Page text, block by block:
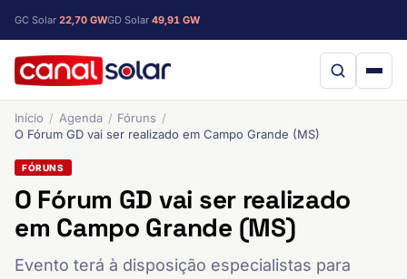
GC Solar 22,70 GWGD Solar 49,91 GW
Início Agenda
Fóruns
O Fórum GD vai ser realizado em Campo Grande (MS)
FÓRUNS
O Fórum GD vai ser realizado
em Campo Grande (MS)
Evento terá à disposição especialistas para